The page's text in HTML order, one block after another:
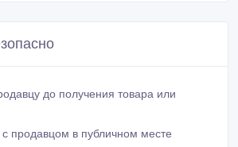
до получения товара или
с продавцом в публичном месте